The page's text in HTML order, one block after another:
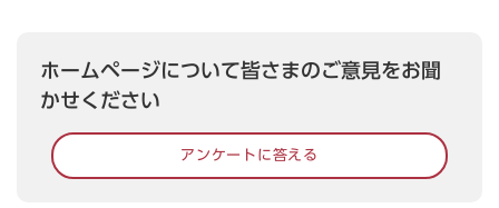
ホームページについて皆さまのご意見をお聞
かせください
アンケートに答える